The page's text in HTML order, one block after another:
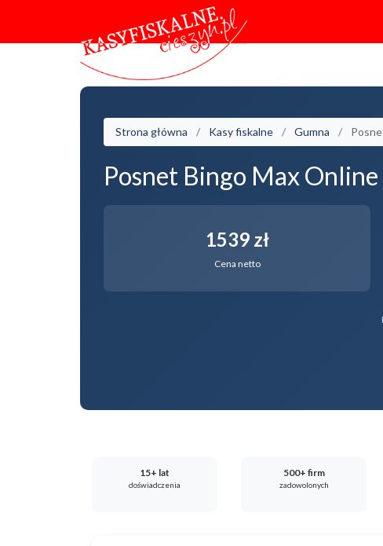
Strona główna Kasy fiskalne Gumna
Posnet Bingo Max Online
1539 zł
Cena netto
15+ lat
doświadczenia
500+ firm
zadowolonych